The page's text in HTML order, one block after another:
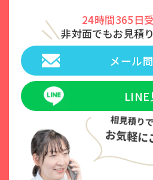
24時間365日
非対面でもお見積
メール
LINE